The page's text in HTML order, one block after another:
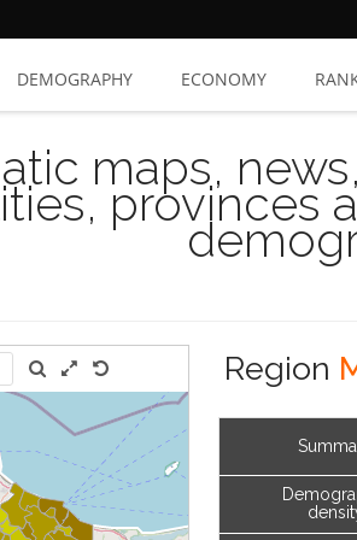
DEMOGRAPHY ECONOMY
maps,
provinces
Region